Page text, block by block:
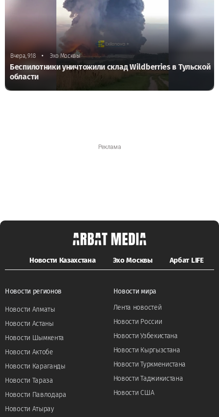
Вчера, 9:18 • Эхо Москвы
Беспилотники уничтожили склад Wildberries в Тульской
области
Новости Казахстана Эхо Москвы Арбат LIFE
Новости регионов
Новости Алматы
Новости Астаны
Новости Шымкента
Новости Актобе
Новости Караганды
Новости Тараза
Новости Павлодара
Новости Атырау
Новости мира
Лента новостей
Новости России
Новости Узбекистана
Новости Кыргызстана
Новости Туркменистана
Новости Таджикистана
Новости США